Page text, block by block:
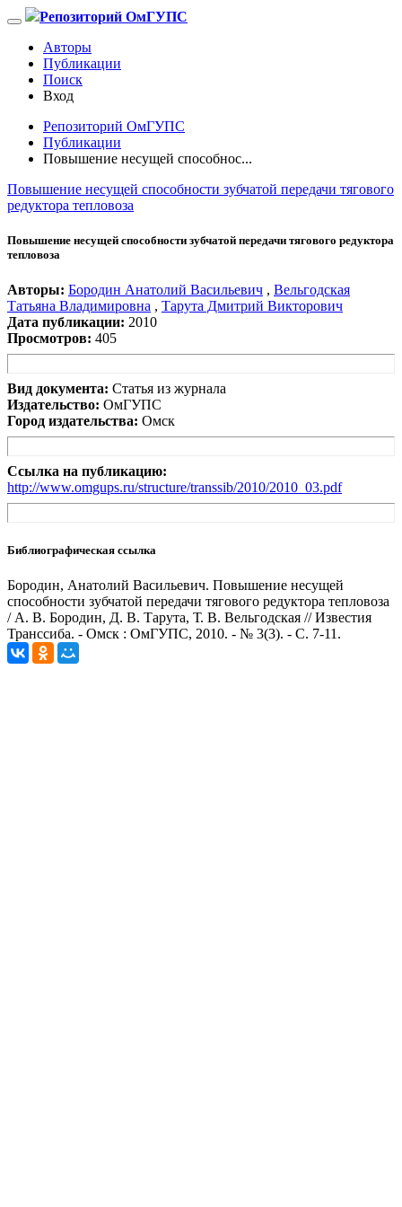
Репозиторий ОмГУПС
Авторы
Публикации
Поиск
Вход
Репозиторий ОмГУПС
Публикации
Повышение несущей способнос...
Повышение несущей способности зубчатой передачи тягового
редуктора тепловоза
Повышение несущей способности зубчатой передачи тягового редуктора
тепловоза
Авторы: Бородин Анатолий Васильевич , Вельгодская
Татьяна Владимировна , Тарута Дмитрий Викторович
Дата публикации: 2010
Просмотров: 405
Вид документа: Статья из журнала
Издательство: ОмГУПС
Город издательства: Омск
Ссылка на публикацию:
http://www.omgups.ru/structure/transsib/2010/2010_03.pdf
Библиографическая ссылка
Бородин, Анатолий Васильевич. Повышение несущей
способности зубчатой передачи тягового редуктора тепловоза
/ А. В. Бородин, Д. В. Тарута, Т. В. Вельгодская // Известия
Транссиба. - Омск : ОмГУПС, 2010. - № 3(3). - С. 7-11.